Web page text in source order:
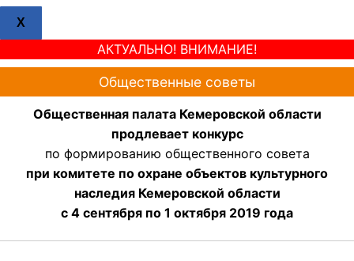
X
АКТУАЛЬНО! ВНИМАНИЕ!
Общественные советы
Общественная палата Кемеровской области
продлевает конкурс
по формированию общественного совета
при комитете по охране объектов культурного
наследия Кемеровской области
с 4 сентября по 1 октября 2019 года